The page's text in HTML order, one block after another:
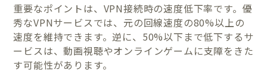
重要なポイントは、VPN接続時の速度低下率です。優
秀なVPNサービスでは、元の回線速度の80%以上の
速度を維持できます。逆に、50%以下まで低下するサ
ービスは、動画視聴やオンラインゲームに支障をきた
す可能性があります。